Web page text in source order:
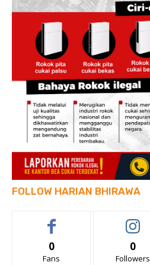
FOLLOW HARIAN BHIRAWA
0
Fans
0
Followers